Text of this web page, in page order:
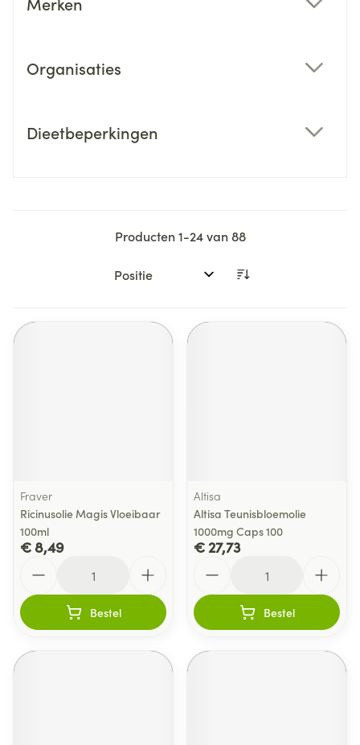
Organisaties
Dieetbeperkingen
Producten1-24van88
Sorteer op:
Fraver
Ricinusolie Magis Vloeibaar
100ml
€ 8,49
Bestel
Altisa
Altisa Teunisbloemolie
1000mg Caps 100
€ 27,73
Bestel